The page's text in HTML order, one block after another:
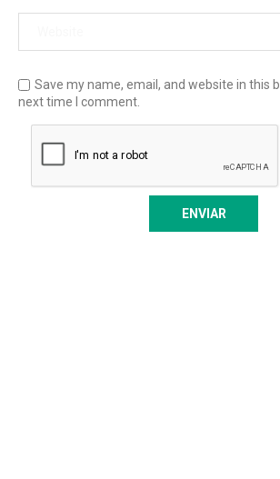
Save my name, email, and website in this
next time I comment.